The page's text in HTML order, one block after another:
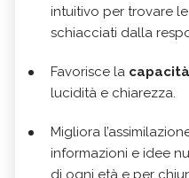
intuitivo per trovare
schiacciati dalla
Favorisce la
lucidità e chiarezza.
Migliora
informazioni e idee
di ogni età e per